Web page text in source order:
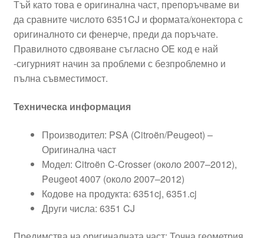
Тъй като това е оригинална част, препоръчваме ви
да сравните числото 6351CJ и формата/конектора с
оригиналното си фенерче, преди да поръчате.
Правилното сдвояване съгласно OE код е най
-сигурният начин за проблеми с безпроблемно и
пълна съвместимост.
Техническа информация
Производител: PSA (Citroën/Peugeot) –
Оригинална част
Модел: Citroën C-Crosser (около 2007–2012),
Peugeot 4007 (около 2007–2012)
Кодове на продукта: 6351cj, 6351.cj
Други числа: 6351 CJ